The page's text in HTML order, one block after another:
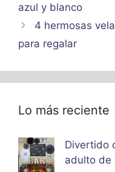
azul y blanco
4 hermosas
para regalar
Lo más reciente
Divertido
adulto de